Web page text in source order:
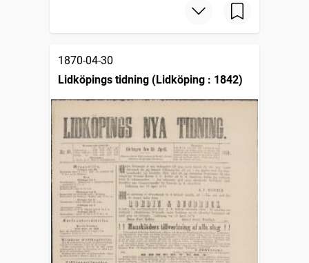
1870-04-30
Lidköpings tidning (Lidköping : 1842)